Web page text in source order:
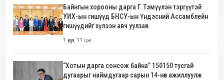
Байнгын хорооны дарга Г.Тэмүүлэн тэргүүтэй
УИХ-ын гишүүд БНСУ-ын Үндэсний Ассамблейн
гишүүдийг хүлээн авч уулзав
1 өдөр, 11 цаг
“Хотын дарга сонсож байна” 150150 тусгай
дугаарыг наймдугаар сарын 14-нөөс ажиллуулж